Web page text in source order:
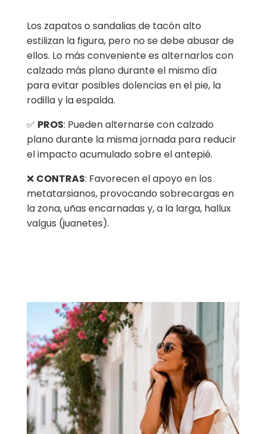
Los zapatos o sandalias de tacón alto
estilizan la figura, pero no se debe abusar de
ellos. Lo más conveniente es alternarlos con
calzado más plano durante el mismo día
para evitar posibles dolencias en el pie, la
rodilla y la espalda.
✅ PROS: Pueden alternarse con calzado
plano durante la misma jornada para reducir
el impacto acumulado sobre el antepié.
❌ CONTRAS: Favorecen el apoyo en los
metatarsianos, provocando sobrecargas en
la zona, uñas encarnadas y, a la larga, hallux
valgus (juanetes).